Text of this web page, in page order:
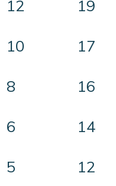
12
19
10
17
8
16
6
14
5
12